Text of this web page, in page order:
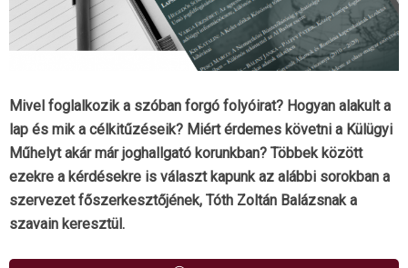
Mivel foglalkozik a szóban forgó folyóirat? Hogyan alakult a
lap és mik a célkitűzéseik? Miért érdemes követni a Külügyi
Műhelyt akár már joghallgató korunkban? Többek között
ezekre a kérdésekre is választ kapunk az alábbi sorokban a
szervezet főszerkesztőjének, Tóth Zoltán Balázsnak a
szavain keresztül.